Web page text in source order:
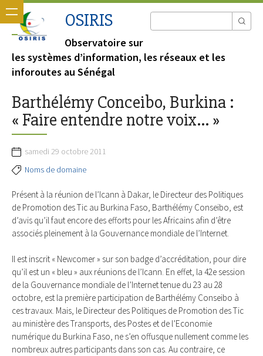
OSIRIS
Observatoire sur
les systèmes d’information, les réseaux et les
inforoutes au Sénégal
Barthélémy Conceibo, Burkina :
« Faire entendre notre voix... »
samedi 29 octobre 2011
Noms de domaine
Présent à la réunion de l’Icann à Dakar, le Directeur des Politiques
de Promotion des Tic au Burkina Faso, Barthélémy Conseibo, est
d’avis qu’il faut encore des efforts pour les Africains afin d’être
associés pleinement à la Gouvernance mondiale de l’Internet.
Il est inscrit « Newcomer » sur son badge d’accréditation, pour dire
qu’il est un « bleu » aux réunions de l’Icann. En effet, la 42e session
de la Gouvernance mondiale de l’Internet tenue du 23 au 28
octobre, est la première participation de Barthélémy Conseibo à
ces travaux. Mais, le Directeur des Politiques de Promotion des Tic
au ministère des Transports, des Postes et de l’Economie
numérique du Burkina Faso, ne s’en offusque nullement comme les
nombreux autres participants dans son cas. Au contraire, ce